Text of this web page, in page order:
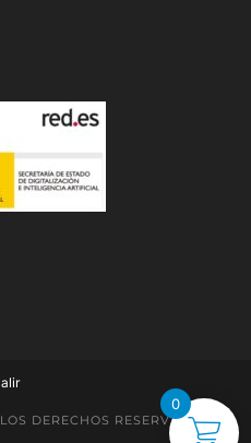
DERECHOS RESERVADOS
0